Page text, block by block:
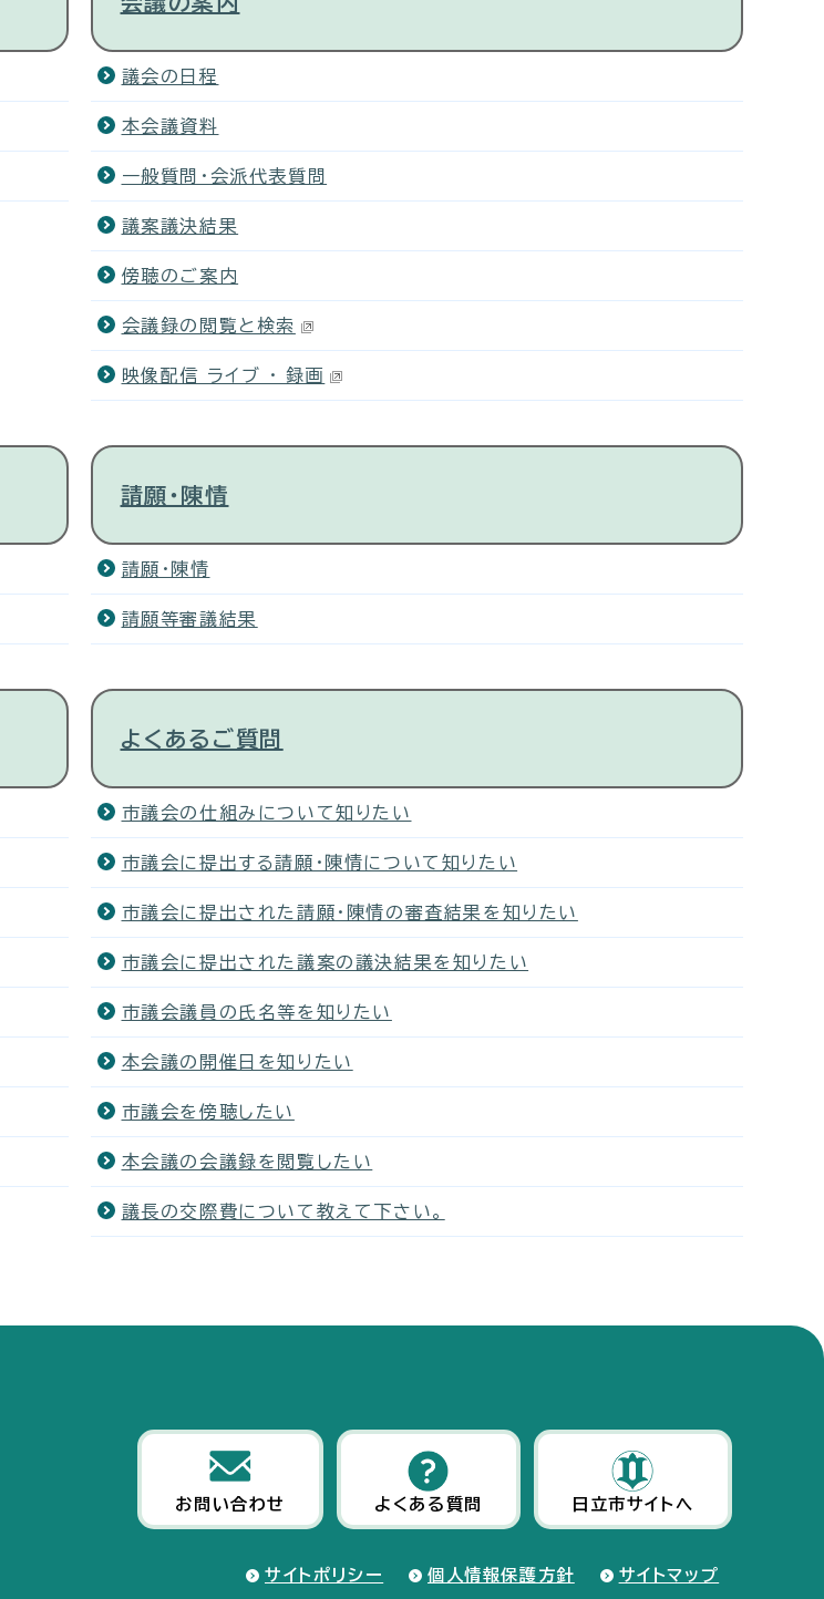
議会の日程
本会議資料
一般質問・会派代表質問
議案議決結果
傍聴のご案内
会議録の閲覧と検索
映像配信 ライブ ・ 録画
請願・陳情
請願・陳情
請願等審議結果
よくあるご質問
市議会の仕組みについて知りたい
市議会に提出する請願・陳情について知りたい
市議会に提出された請願・陳情の審査結果を知りたい
市議会に提出された議案の議決結果を知りたい
市議会議員の氏名等を知りたい
本会議の開催日を知りたい
市議会を傍聴したい
本会議の会議録を閲覧したい
議長の交際費について教えて下さい。
お問い合わせ よくある質問 日立市サイトへ
サイトポリシー 個人情報保護方針 サイトマップ